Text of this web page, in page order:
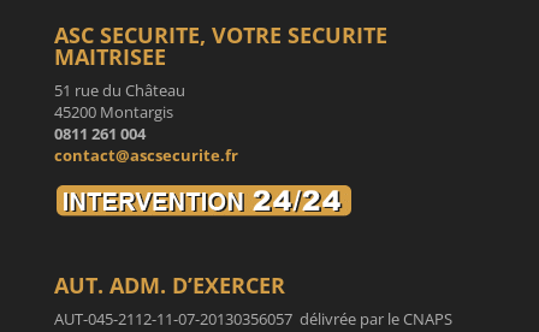
ASC SECURITE, VOTRE SECURITE
MAITRISEE
51 rue du Château
45200 Montargis
0811 261 004
contact@ascsecurite.fr
AUT. ADM. D’EXERCER
AUT-045-2112-11-07-20130356057 délivrée par le CNAPS